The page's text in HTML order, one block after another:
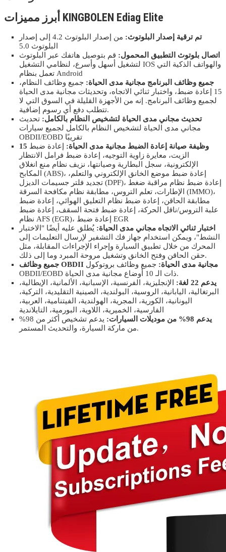
أبرز مميزات KINGBOLEN Ediag Elite
تم ترقية إصدار البلوتوث:
من إصدار البلوتوث 4.2 إلى إصدار
البلوتوث 5.0
اتصال بلوتوث التطبيق المحمول: قم بتوصيل هاتفك عبر البلوتوث
لتشغيل أسهل وأسرع، لنظامي التشغيل IOS والهواتف الذكية التي
تعمل بنظام Android
جميع وظائف البرنامج مجانية مدى الحياة: جميع وظائف النظام،
15 إعادة ضبط، واختبار ثنائي الاتجاه، وتحديثات مجانية مدى الحياة
لجميع وظائف البرنامج. إنه من الأجهزة القليلة في السوق التي لا
تتطلب دفع أي رسوم إضافية.
تحديث مجاني مدى الحياة لتشخيص النظام بالكامل: تحديث
مجاني مدى الحياة لتشخيص النظام بالكامل لجميع سيارات
OBDII/EOBD تقريبًا
15 وظيفة صيانة إعادة الضبط مجانية مدى الحياة:
إعادة ضبط
الزيت، معايرة زاوية التوجيه، إعادة ضبط فرامل الانتظار
الإلكترونية، سجل البطارية وصيانتها، نزيف نظام منع انغلاق
المكابح (ABS)، إعادة ضبط موضع الخانق الإلكتروني والتعلم،
تجديد فلتر جسيمات الديزل (DPF)، إعادة ضبط نظام مراقبة ضغط
الإطارات، تعلم التروس، مطابقة نظام مكافحة السرقة (IMMO)،
مطابقة الحاقن، إعادة ضبط نظام التعليق الهوائي، إعادة ضبط
علبة التروس/ناقل الحركة، إعادة ضبط فتحة السقف، إعادة ضبط
نظام AFS (EGR)، إعادة ضبط EGR
اختبار ثنائي الاتجاه مجاني مدى الحياة: يُطلق عليه أيضًا "الاختبار
النشط"، ويمكن استخدام جهاز فك التشفير لإرسال التعليمات إلى
المحرك من خلال تطبيق السيارة وإجراء الإجراءات المقابلة، مثل
حقن الحاقن وفتح الخانق وتشغيل مروحة المبرد وما إلى ذلك.
جميع وظائف OBDII مجانية مدى الحياة: جميع وظائف بروتوكول
OBDII/EOBD ذات الـ 10 أوضاع مجانية مدى الحياة.
يدعم 22 لغة:
الإنجليزية، الفرنسية، الإسبانية، الألمانية، الإيطالية،
البرتغالية، اليابانية، الروسية، البولندية، الصينية التقليدية، التركية،
اليونانية، الكورية، المجرية، الهولندية، الفيتنامية، العربية،
الفارسية، الخميرية، اللاوية، البورمية، التايلاندية
يدعم 98% من موديلات السيارات:
يدعم تشخيص أكثر من 98%
من ماركة السيارة، والتحديث المستمر.